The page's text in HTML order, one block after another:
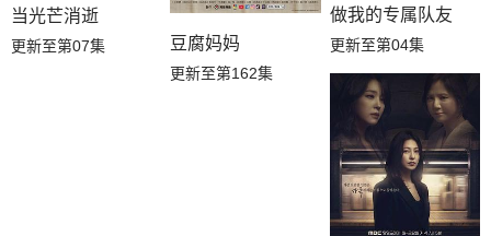
当光芒消逝
更新至第07集 豆腐妈妈
更新至第162集
做我的专属队友
更新至第04集